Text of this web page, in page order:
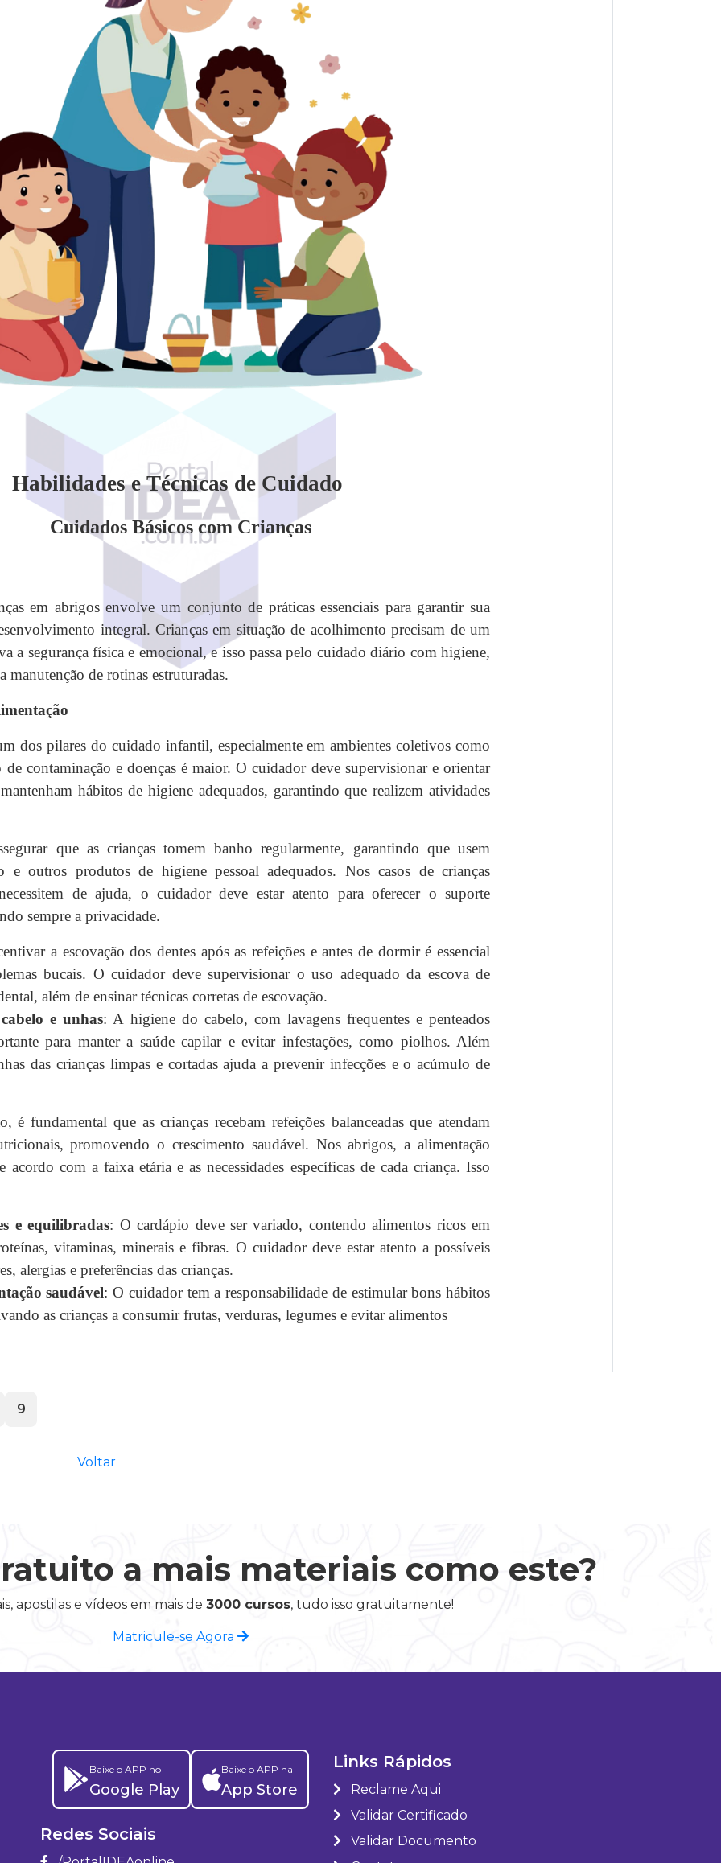
Habilidades e Técnicas de Cuidado
Cuidados Básicos com Crianças
em abrigos envolve um conjunto de práticas essenciais para garantir sua
integral. Crianças em situação de acolhimento precisam de um
a segurança física e emocional, e isso passa pelo cuidado diário com higiene,
manutenção de rotinas estruturadas.
dos pilares do cuidado infantil, especialmente em ambientes coletivos como
contaminação e doenças é maior. O cuidador deve supervisionar e orientar
hábitos de higiene adequados, garantindo que realizem atividades
que as crianças tomem banho regularmente, garantindo que usem
e outros produtos de higiene pessoal adequados. Nos casos de crianças
de ajuda, o cuidador deve estar atento para oferecer o suporte
sempre a privacidade.
a escovação dos dentes após as refeições e antes de dormir é essencial
bucais. O cuidador deve supervisionar o uso adequado da escova de
além de ensinar técnicas corretas de escovação.
e unhas: A higiene do cabelo, com lavagens frequentes e penteados
para manter a saúde capilar e evitar infestações, como piolhos. Além
das crianças limpas e cortadas ajuda a prevenir infecções e o acúmulo de
é fundamental que as crianças recebam refeições balanceadas que atendam
promovendo o crescimento saudável. Nos abrigos, a alimentação
acordo com a faixa etária e as necessidades específicas de cada criança. Isso
e equilibradas: O cardápio deve ser variado, contendo alimentos ricos em
vitaminas, minerais e fibras. O cuidador deve estar atento a possíveis
alergias e preferências das crianças.
saudável: O cuidador tem a responsabilidade de estimular bons hábitos
as crianças a consumir frutas, verduras, legumes e evitar alimentos
9
Voltar
a mais materiais como este?
apostilas e vídeos em mais de 3000 cursos, tudo isso gratuitamente!
Matricule-se Agora
Baixe o APP no
Google Play
Baixe o APP na
App Store
Redes Sociais
Links Rápidos
Reclame Aqui
Validar Certificado
Validar Documento